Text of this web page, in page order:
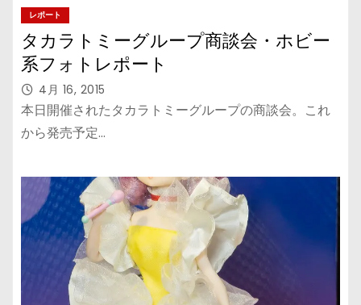
レポート
タカラトミーグループ商談会・ホビー
系フォトレポート
4月 16, 2015
本日開催されたタカラトミーグループの商談会。これ
から発売予定…